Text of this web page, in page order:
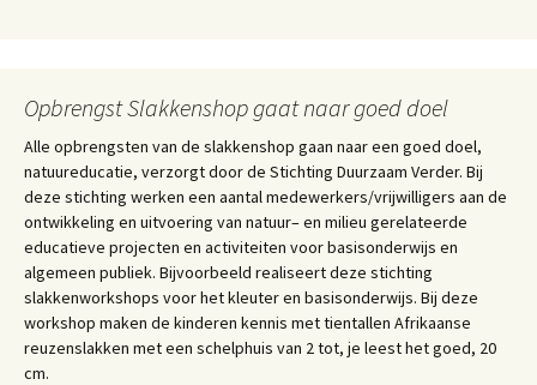
Opbrengst Slakkenshop gaat naar goed doel
Alle opbrengsten van de slakkenshop gaan naar een goed doel,
natuureducatie, verzorgt door de Stichting Duurzaam Verder. Bij
deze stichting werken een aantal medewerkers/vrijwilligers aan de
ontwikkeling en uitvoering van natuur– en milieu gerelateerde
educatieve projecten en activiteiten voor basisonderwijs en
algemeen publiek. Bijvoorbeeld realiseert deze stichting
slakkenworkshops voor het kleuter en basisonderwijs. Bij deze
workshop maken de kinderen kennis met tientallen Afrikaanse
reuzenslakken met een schelphuis van 2 tot, je leest het goed, 20
cm.